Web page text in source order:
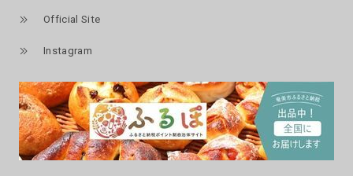
Official Site
Instagram